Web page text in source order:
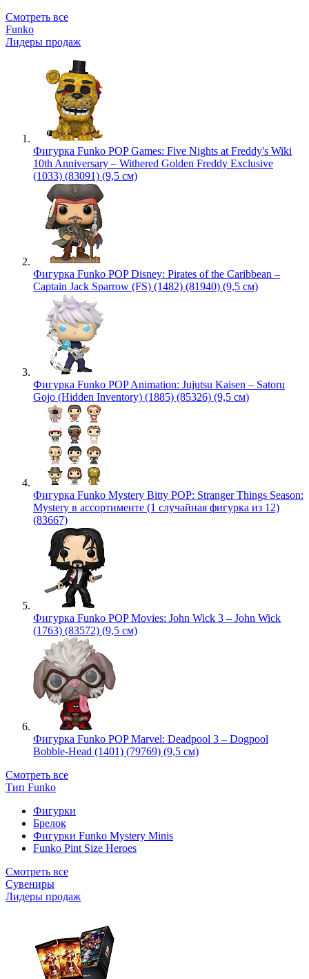
Смотреть все
Funko
Лидеры продаж
Фигурка Funko POP Games: Five Nights at Freddy's Wiki
10th Anniversary – Withered Golden Freddy Exclusive
(1033) (83091) (9,5 см)
Фигурка Funko POP Disney: Pirates of the Caribbean –
Captain Jack Sparrow (FS) (1482) (81940) (9,5 см)
Фигурка Funko POP Animation: Jujutsu Kaisen – Satoru
Gojo (Hidden Inventory) (1885) (85326) (9,5 см)
Фигурка Funko Mystery Bitty POP: Stranger Things Season:
Mystery в ассортименте (1 случайная фигурка из 12)
(83667)
Фигурка Funko POP Movies: John Wick 3 – John Wick
(1763) (83572) (9,5 см)
Фигурка Funko POP Marvel: Deadpool 3 – Dogpool
Bobble-Head (1401) (79769) (9,5 см)
Смотреть все
Тип Funko
Фигурки
Брелок
Фигурки Funko Mystery Minis
Funko Pint Size Heroes
Смотреть все
Сувениры
Лидеры продаж